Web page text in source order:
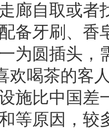
廊自取或者
备牙刷、香
为圆插头，
欢喝茶的客
施比中国差
等原因，较